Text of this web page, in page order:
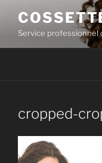
contentService professionnel
cropped-